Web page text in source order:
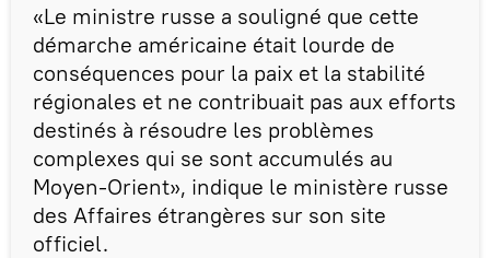
«Le ministre russe a souligné que cette
démarche américaine était lourde de
conséquences pour la paix et la stabilité
régionales et ne contribuait pas aux efforts
destinés à résoudre les problèmes
complexes qui se sont accumulés au
Moyen-Orient», indique le ministère russe
des Affaires étrangères sur son site
officiel.